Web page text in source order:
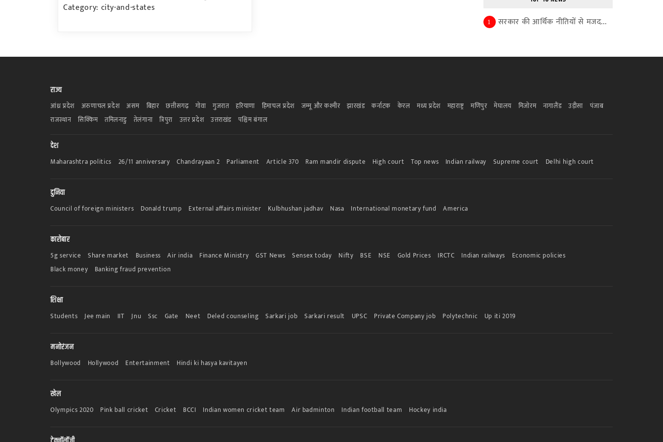
Category: city-and-states
1 सरकार की आर्थिक नीतियों से मजद...
राज्य
आंध्र प्रदेश अरुणाचल प्रदेश असम बिहार छत्तीसगढ़ गोवा गुजरात हरियाणा हिमाचल प्रदेश जम्मू और कश्मीर झारखंड कर्नाटक केरल मध्य प्रदेश महाराष्ट्र मणिपुर मेघालय मिजोरम नागालैंड उड़ीसा
पंजाब
राजस्थान
सिक्किम तमिलनाडु तेलंगाना त्रिपुरा उत्तर प्रदेश उत्तराखंड पश्चिम बंगाल
देश
Maharashtra politics 26/11 anniversary Chandrayaan 2 Parliament Article 370 Ram mandir dispute High court Top news Indian railway Supreme court Delhi high court
दुनिया
Council of foreign ministers Donald trump External affairs minister Kulbhushan jadhav Nasa International monetary fund America
कारोबार
5g service Share market Business Air india Finance Ministry GST News Sensex today Nifty BSE NSE Gold Prices IRCTC Indian railways
Economic policies
Black money
Banking fraud prevention
शिक्षा
Students Jee main IIT Jnu Ssc Gate Neet Deled counseling Sarkari job Sarkari result UPSC Private Company job Polytechnic Up iti 2019
मनोरंजन
Bollywood Hollywood Entertainment Hindi ki hasya kavitayen
खेल
Olympics 2020 Pink ball cricket Cricket BCCI Indian women cricket team Air badminton Indian football team Hockey india